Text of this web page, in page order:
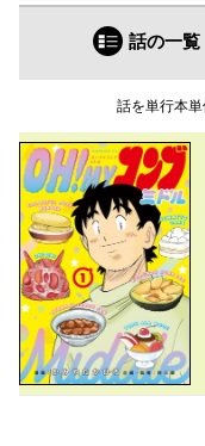
話の一覧
話を単行本